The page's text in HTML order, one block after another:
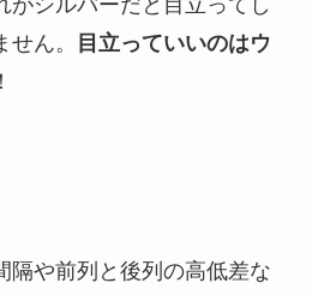
がシルバーだと目立ってし
ん。
目立っていいのはウ
隔や前列と後列の高低差な